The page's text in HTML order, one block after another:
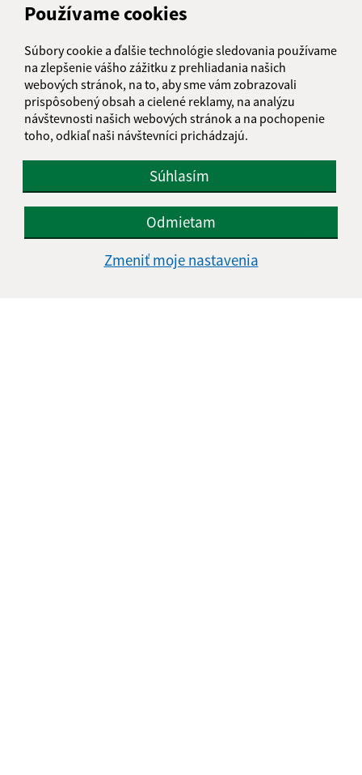
Používame cookies
Súbory cookie a ďalšie technológie sledovania používame
na zlepšenie vášho zážitku z prehliadania našich
webových stránok, na to, aby sme vám zobrazovali
prispôsobený obsah a cielené reklamy, na analýzu
návštevnosti našich webových stránok a na pochopenie
toho, odkiaľ naši návštevníci prichádzajú.
Súhlasím
Odmietam
Zmeniť moje nastavenia
065 12 Jakubany
jakubany@jakubany.sk
+421 524 283 651
IČO: 00329924